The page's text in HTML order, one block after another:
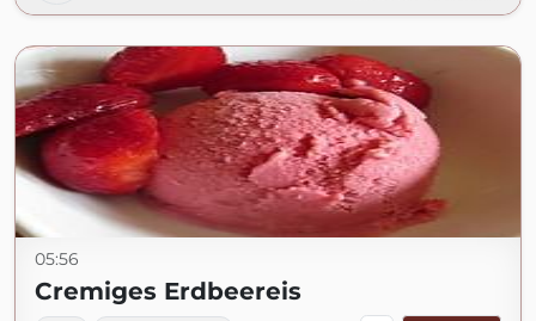
05:56
Cremiges Erdbeereis